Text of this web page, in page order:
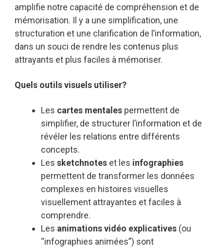
amplifie notre capacité de compréhension et de
mémorisation. Il y a une simplification, une
structuration et une clarification de l’information,
dans un souci de rendre les contenus plus
attrayants et plus faciles à mémoriser.
Quels outils visuels utiliser?
Les cartes mentales permettent de
simplifier, de structurer l’information et de
révéler les relations entre différents
concepts.
Les sketchnotes et les infographies
permettent de transformer les données
complexes en histoires visuelles
visuellement attrayantes et faciles à
comprendre.
Les animations vidéo explicatives (ou
“infographies animées”) sont